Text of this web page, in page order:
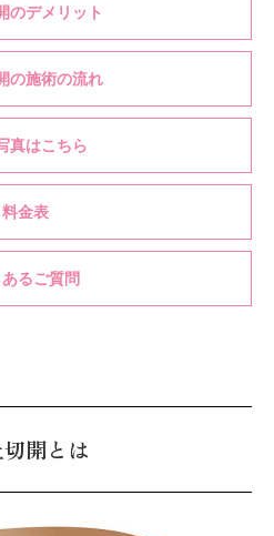
のデメリット
の施術の流れ
真はこちら
料金表
るご質問
切開とは